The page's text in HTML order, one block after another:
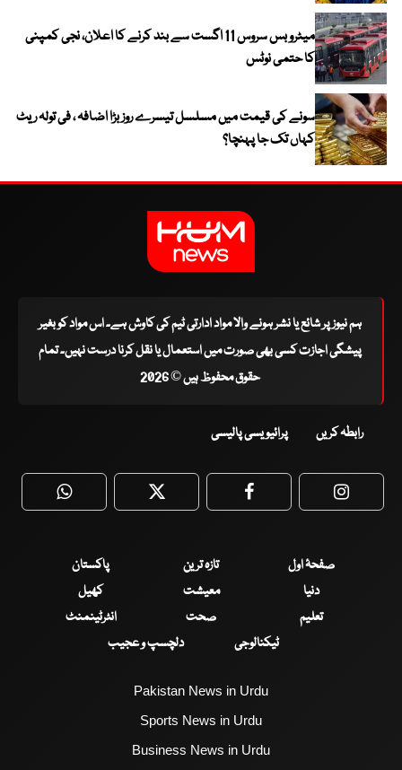
میٹرو بس سروس 11 اگست سے بند کرنے کا اعلان، نجی کمپنی
کا حتمی نوٹس
سونے کی قیمت میں مسلسل تیسرے روز بڑا اضافہ ، فی تولہ ریٹ
کہاں تک جا پہنچا؟
ہم نیوز پر شائع یا نشر ہونے والا مواد ادارتی ٹیم کی کاوش ہے۔ اس مواد کو بغیر
پیشگی اجازت کسی بھی صورت میں استعمال یا نقل کرنا درست نہیں۔ تمام
حقوق محفوظ ہیں © 2026
رابطہ کریں پرائیویسی پالیسی
WhatsApp Twitter Facebook
صفحۂ اول تازہ ترین
پاکستان
دنیا
معیشت
کھیل
تعلیم
صحت
انٹرٹینمنٹ
ٹیکنالوجی
دلچسپ و عجیب
Pakistan News in Urdu
Sports News in Urdu
Business News in Urdu